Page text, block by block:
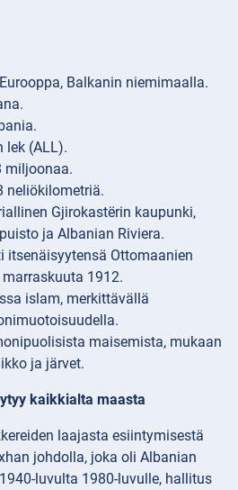
Balkanin niemimaalla.
lek (ALL).
miljoonaa.
neliökilometriä.
Gjirokastërin kaupunki,
ja Albanian Riviera.
itsenäisyytensä Ottomaanien
1912.
islam, merkittävällä
maisemista, mukaan
ja järvet.
kaikkialta maasta
laajasta esiintymisestä
johdolla, joka oli Albanian
luvulta 1980-luvulle, hallitus